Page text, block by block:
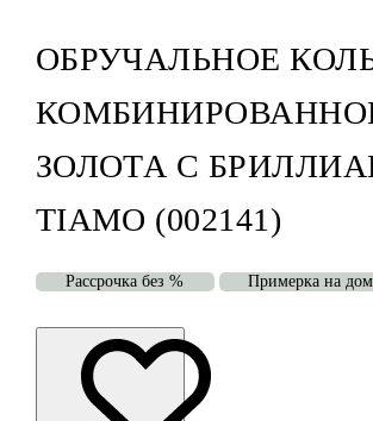
ОБРУЧАЛЬНОЕ
ЗОЛОТА С
TIAMO (002141)
Рассрочка без % Примерка на